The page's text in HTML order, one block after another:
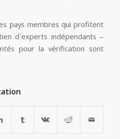
pays membres qui profitent
d´experts indépendants –
pour la vérification sont